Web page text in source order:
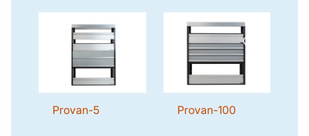
Provan-5 Provan-100